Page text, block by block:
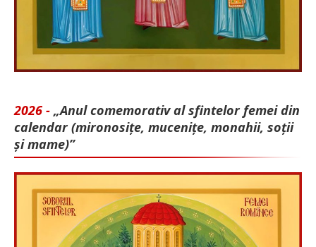
2026 - „Anul comemorativ al sfintelor femei din
calendar (mironosițe, mu­cenițe, monahii, soții
și mame)”